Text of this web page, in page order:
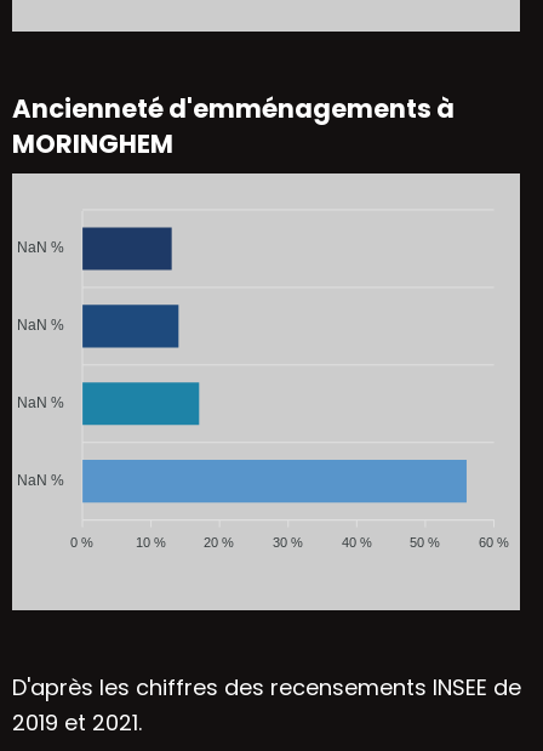
Ancienneté d'emménagements à
MORINGHEM
NaN %
NaN %
NaN %
NaN %
60 %
50 %
40 %
30 %
20 %
10 %
0 %
D'après les chiffres des recensements INSEE de
2019 et 2021.